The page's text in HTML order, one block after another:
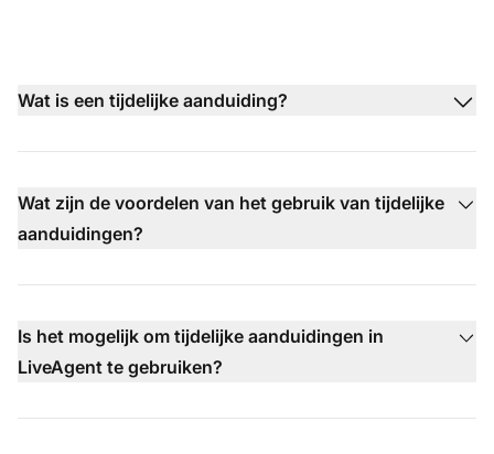
Wat is een tijdelijke aanduiding?
Wat zijn de voordelen van het gebruik van tijdelijke
aanduidingen?
Is het mogelijk om tijdelijke aanduidingen in
LiveAgent te gebruiken?